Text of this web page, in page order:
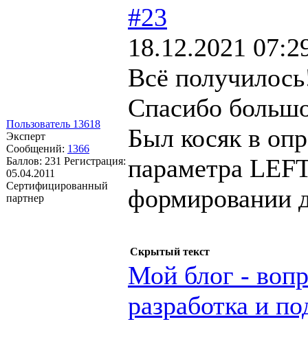
Пользователь 13618
Эксперт
Сообщений: 1366
Баллов: 231 Регистрация:
05.04.2011
Сертифицированный
партнер
#23
18.12.2021
Всё
Спасибо
Был косяк в
параметра
формировании
Скрытый текст
Мой блог -
разработка и